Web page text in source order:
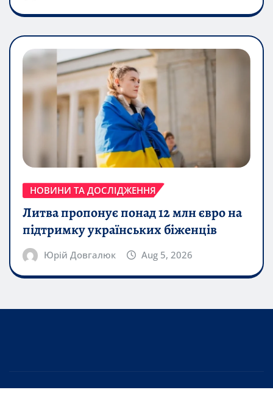
НОВИНИ ТА ДОСЛІДЖЕННЯ
Литва пропонує понад 12 млн євро на
підтримку українських біженців
Юрій Довгалюк Aug 5, 2026